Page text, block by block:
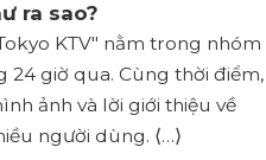
ra sao?
KTV" nằm trong nhóm
giờ qua. Cùng thời điểm,
ảnh và lời giới thiệu về
người dùng. ⟨…⟩